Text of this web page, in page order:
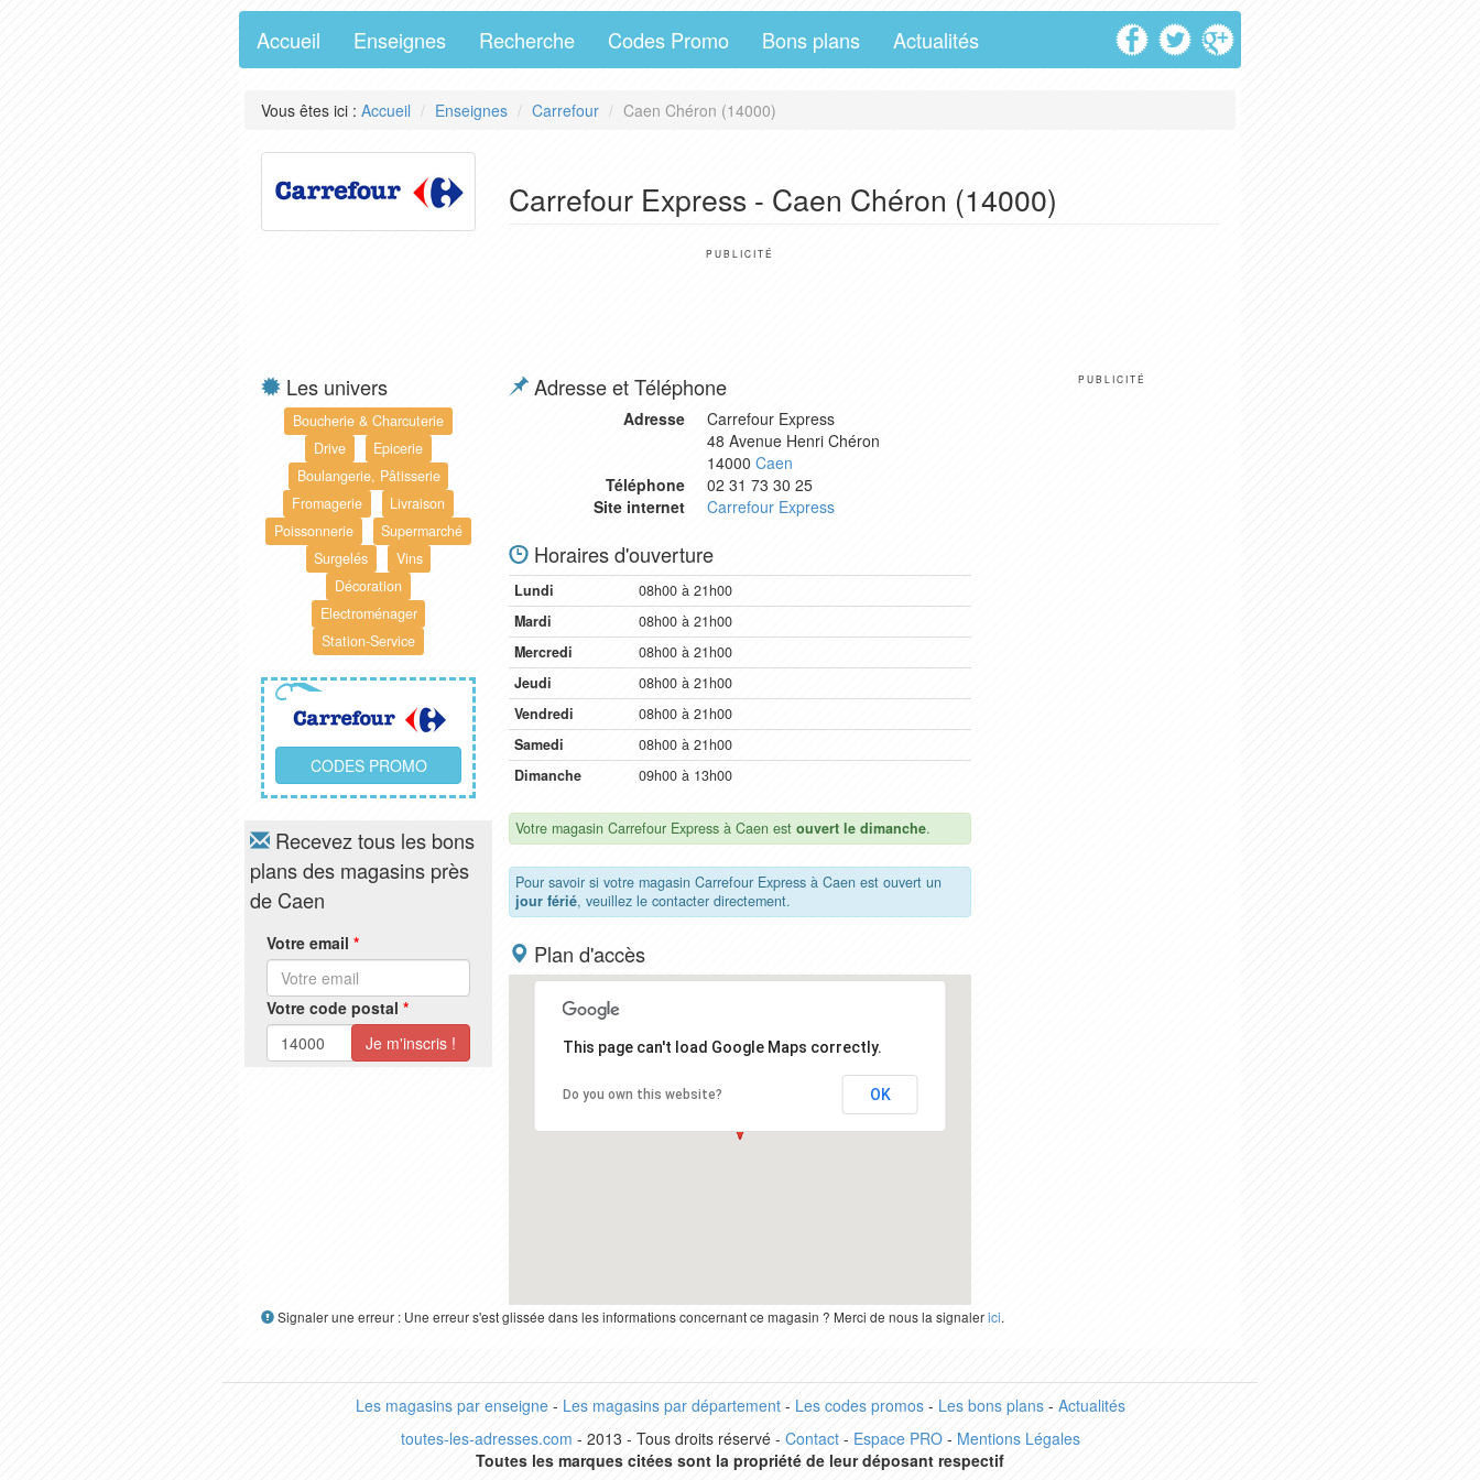
Accueil Enseignes Recherche Codes Promo Bons plans Actualités
Vous êtes ici : Accueil Enseignes Carrefour Caen Chéron (14000)
Carrefour Express - Caen Chéron (14000)
PUBLICITÉ
Les univers
Boucherie & Charcuterie
Drive
Epicerie
Boulangerie, Pâtisserie
Fromagerie
Livraison
Poissonnerie
Supermarché
Surgelés
Vins
Décoration
Electroménager
Station-Service
CODES PROMO
Recevez tous les bons
plans des magasins près
de Caen
Votre email *
Votre code postal *
Adresse et Téléphone
Adresse
Carrefour Express
48 Avenue Henri Chéron
14000 Caen
Téléphone
02 31 73 30 25
Site internet
Carrefour Express
Horaires d'ouverture
Lundi
08h00 à 21h00
Mardi
08h00 à 21h00
Mercredi
08h00 à 21h00
Jeudi
08h00 à 21h00
Vendredi
08h00 à 21h00
Samedi
08h00 à 21h00
Dimanche
09h00 à 13h00
Votre magasin Carrefour Express à Caen est ouvert le dimanche.
Pour savoir si votre magasin Carrefour Express à Caen est ouvert un
jour férié, veuillez le contacter directement.
Plan d'accès
This page can't load Google Maps correctly.
Do you own this website? OK
PUBLICITÉ
Signaler une erreur : Une erreur s'est glissée dans les informations concernant ce magasin ? Merci de nous la signalerici.
Les magasins par enseigne- Les magasins par département- Les codes promos- Les bons plans- Actualités
toutes-les-adresses.com - 2013 - Tous droits réservé - Contact- Espace PRO- Mentions Légales
Toutes les marques citées sont la propriété de leur déposant respectif